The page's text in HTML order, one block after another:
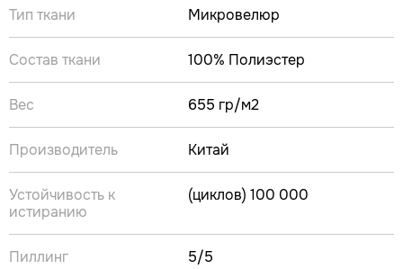
Тип ткани Микровелюр
Состав ткани 100% Полиэстер
Вес 655 гр/м2
Производитель Китай
Устойчивость к
истиранию
(циклов) 100 000
Пиллинг 5/5